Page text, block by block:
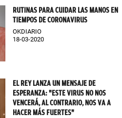
RUTINAS PARA CUIDAR LAS MANOS EN
TIEMPOS DE CORONAVIRUS
OKDIARIO
18-03-2020
EL REY LANZA UN MENSAJE DE
ESPERANZA: "ESTE VIRUS NO NOS
VENCERÁ, AL CONTRARIO, NOS VA A
HACER MÁS FUERTES"